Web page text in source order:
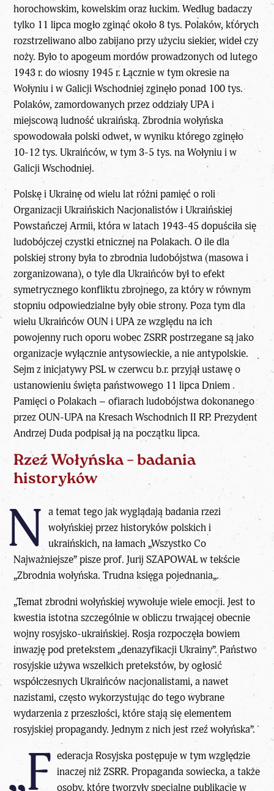
horochowskim, kowelskim oraz łuckim. Według badaczy
tylko 11 lipca mogło zginąć około 8 tys. Polaków, których
rozstrzeliwano albo zabijano przy użyciu siekier, wideł czy
noży. Było to apogeum mordów prowadzonych od lutego
1943 r. do wiosny 1945 r. Łącznie w tym okresie na
Wołyniu i w Galicji Wschodniej zginęło ponad 100 tys.
Polaków, zamordowanych przez oddziały UPA i
miejscową ludność ukraińską. Zbrodnia wołyńska
spowodowała polski odwet, w wyniku którego zginęło
10-12 tys. Ukraińców, w tym 3-5 tys. na Wołyniu i w
Galicji Wschodniej.
Polskę i Ukrainę od wielu lat różni pamięć o roli
Organizacji Ukraińskich Nacjonalistów i Ukraińskiej
Powstańczej Armii, która w latach 1943-45 dopuściła się
ludobójczej czystki etnicznej na Polakach. O ile dla
polskiej strony była to zbrodnia ludobójstwa (masowa i
zorganizowana), o tyle dla Ukraińców był to efekt
symetrycznego konfliktu zbrojnego, za który w równym
stopniu odpowiedzialne były obie strony. Poza tym dla
wielu Ukraińców OUN i UPA ze względu na ich
powojenny ruch oporu wobec ZSRR postrzegane są jako
organizacje wyłącznie antysowieckie, a nie antypolskie.
Sejm z inicjatywy PSL w czerwcu b.r. przyjął ustawę o
ustanowieniu święta państwowego 11 lipca Dniem
Pamięci o Polakach – ofiarach ludobójstwa dokonanego
przez OUN-UPA na Kresach Wschodnich II RP. Prezydent
Andrzej Duda podpisał ją na początku lipca.
Rzeź Wołyńska – badania
historyków
N a temat tego jak wyglądają badania rzezi
wołyńskiej przez historyków polskich i
ukraińskich, na łamach „Wszystko Co
Najważniejsze” piszeprof. Jurij SZAPOWAŁw tekście
„Zbrodnia wołyńska. Trudna księga pojednania„.
„Temat zbrodni wołyńskiej wywołuje wiele emocji. Jest to
kwestia istotna szczególnie w obliczu trwającej obecnie
wojny rosyjsko-ukraińskiej. Rosja rozpoczęła bowiem
inwazję pod pretekstem „denazyfikacji Ukrainy”. Państwo
rosyjskie używa wszelkich pretekstów, by ogłosić
współczesnych Ukraińców nacjonalistami, a nawet
nazistami, często wykorzystując do tego wybrane
wydarzenia z przeszłości, które stają się elementem
rosyjskiej propagandy. Jednym z nich jest rzeź wołyńska”.
„F ederacja Rosyjska postępuje w tym względzie
inaczej niż ZSRR. Propaganda sowiecka, a także
osoby, które tworzyły specjalne publikacje w